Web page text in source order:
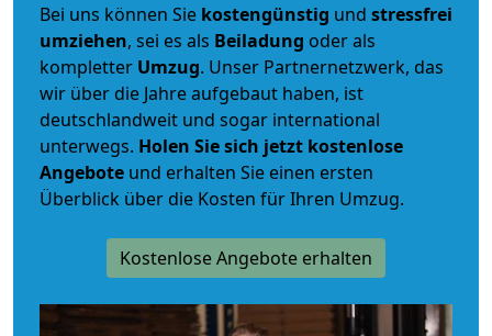
Bei uns können Sie kostengünstig und stressfrei
umziehen, sei es als Beiladung oder als
kompletter Umzug. Unser Partnernetzwerk, das
wir über die Jahre aufgebaut haben, ist
deutschlandweit und sogar international
unterwegs. Holen Sie sich jetzt kostenlose
Angebote und erhalten Sie einen ersten
Überblick über die Kosten für Ihren Umzug.
Kostenlose Angebote erhalten